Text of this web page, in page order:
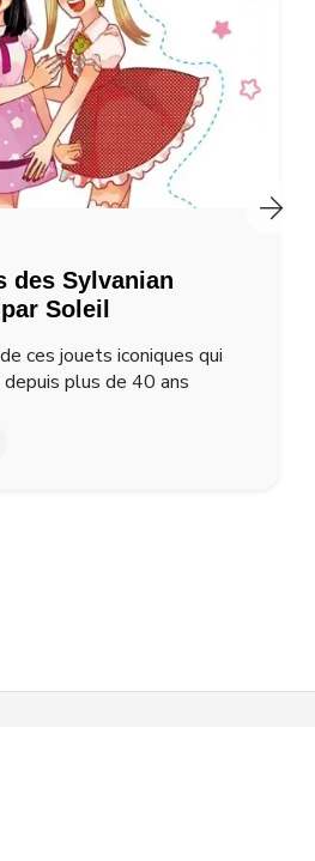
des Sylvanian
Soleil
ces jouets iconiques qui
plus de 40 ans